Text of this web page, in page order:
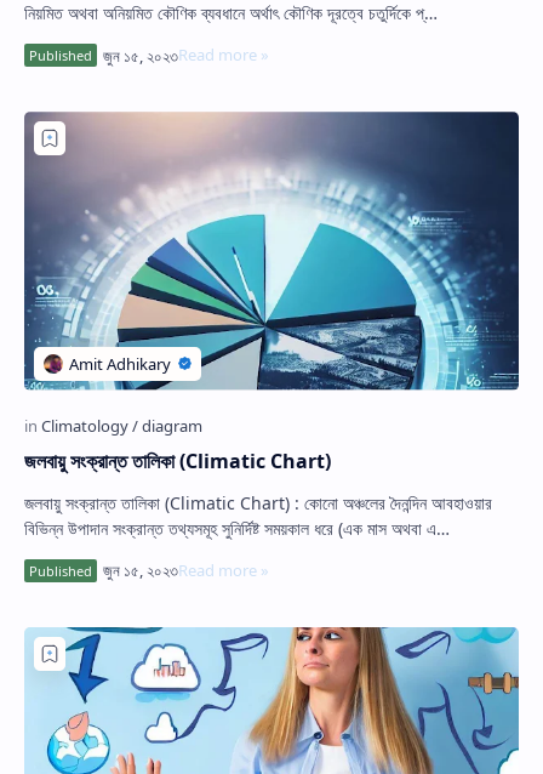
নিয়মিত অথবা অনিয়মিত কৌণিক ব্যবধানে অর্থাৎ কৌণিক দূরত্বে চতুর্দিকে প্…
জলবায়ু সংক্রান্ত তালিকা (Climatic Chart)
জলবায়ু সংক্রান্ত তালিকা (Climatic Chart) : কোনো অঞ্চলের দৈনন্দিন আবহাওয়ার
বিভিন্ন উপাদান সংক্রান্ত তথ্যসমূহ সুনির্দিষ্ট সময়কাল ধরে (এক মাস অথবা এ…